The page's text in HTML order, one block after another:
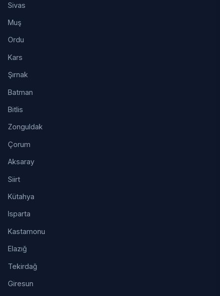
Sivas
Muş
Ordu
Kars
Şırnak
Batman
Bitlis
Zonguldak
Çorum
Aksaray
Siirt
Kütahya
Isparta
Kastamonu
Elazığ
Tekirdağ
Giresun